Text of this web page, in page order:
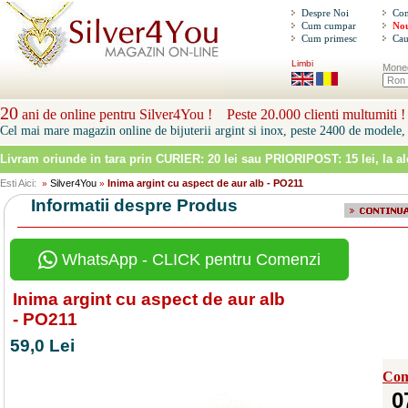
Despre Noi
Cum cumpar
Cum primesc
Limbi
20 ani de online pentru Silver4You ! Peste 20.000 clienti multumiti !
Cel mai mare magazin online de bijuterii argint si inox, peste 2400 de modele,
Livram oriunde in tara prin CURIER: 20 lei sau PRIORIPOST: 15 lei, la
Esti Aici: » Silver4You » Inima argint cu aspect de aur alb - PO211
Informatii despre Produs
WhatsApp - CLICK pentru Comenzi
Inima argint cu aspect de aur alb
- PO211
59,0 Lei